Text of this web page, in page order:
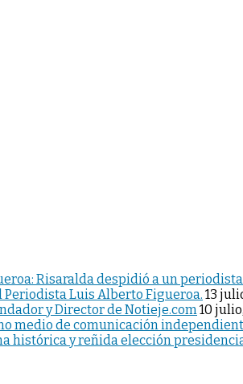
Risaralda despidió a un
Luis Alberto Figueroa. 13
y Director de Notieje.com 10
medio de comunicación
histórica y reñida elección